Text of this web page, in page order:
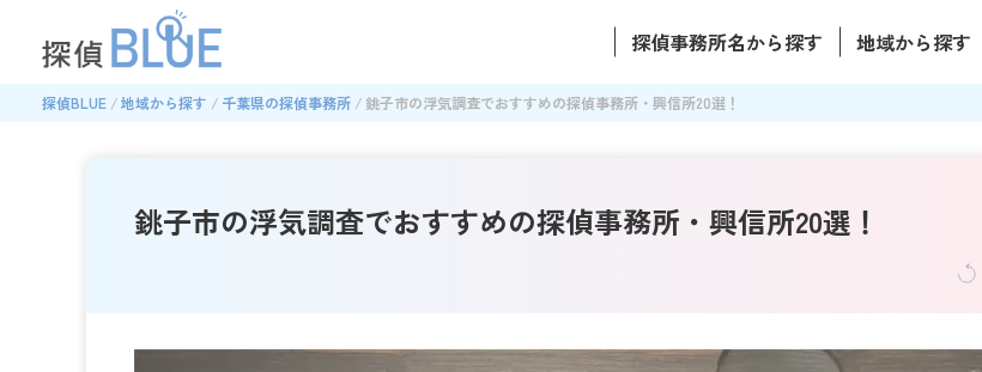
探偵事務所名から探す 地域から探す
探偵BLUE 地域から探す 千葉県の探偵事務所 銚子市の浮気調査でおすすめの探偵事務所・興信所20選！
銚子市の浮気調査でおすすめの探偵事務所・興信所20選！